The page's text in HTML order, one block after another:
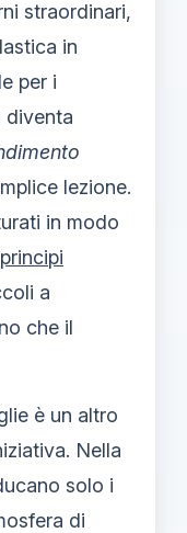
straordinari,
in
per i
diventa
lezione.
in modo
a
che il
è un altro
Nella
solo i
di